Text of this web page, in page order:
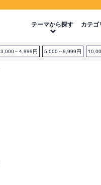
テーマから探す カテ
3,000～4,999円 5,000～9,999円